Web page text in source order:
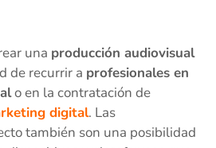
una producción audiovisual
de recurrir a profesionales en
o en la contratación de
digital. Las
también son una posibilidad